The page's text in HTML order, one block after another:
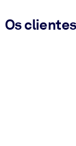
Os